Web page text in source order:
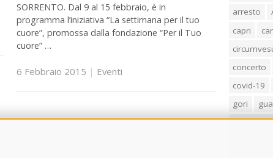
SORRENTO. Dal 9 al 15 febbraio, è in
programma l’iniziativa “La settimana per il tuo
cuore”, promossa dalla fondazione “Per il Tuo
cuore” …
6 Febbraio 2015 | Eventi
arresto
capri
concerto
covid-19
gori
lorenzo